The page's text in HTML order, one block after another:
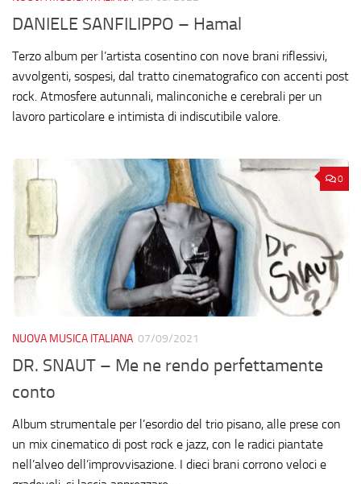
DANIELE SANFILIPPO – Hamal
Terzo album per l’artista cosentino con nove brani riflessivi,
avvolgenti, sospesi, dal tratto cinematografico con accenti post
rock. Atmosfere autunnali, malinconiche e cerebrali per un
lavoro particolare e intimista di indiscutibile valore.
0
NUOVA MUSICA ITALIANA 07/09/2021
DR. SNAUT – Me ne rendo perfettamente
conto
Album strumentale per l’esordio del trio pisano, alle prese con
un mix cinematico di post rock e jazz, con le radici piantate
nell’alveo dell’improvvisazione. I dieci brani corrono veloci e